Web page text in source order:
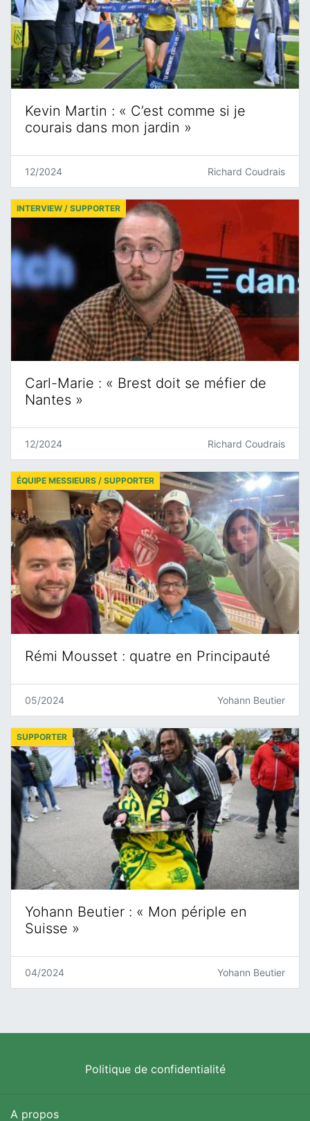
Kevin Martin : « C’est comme si je
courais dans mon jardin »
12/2024 Richard Coudrais
Carl-Marie : « Brest doit se méfier de
Nantes »
INTERVIEW / SUPPORTER
12/2024 Richard Coudrais
Rémi Mousset : quatre en Principauté
ÉQUIPE MESSIEURS / SUPPORTER
05/2024 Yohann Beutier
Yohann Beutier : « Mon périple en
Suisse »
SUPPORTER
04/2024 Yohann Beutier
Politique de confidentialité
A propos